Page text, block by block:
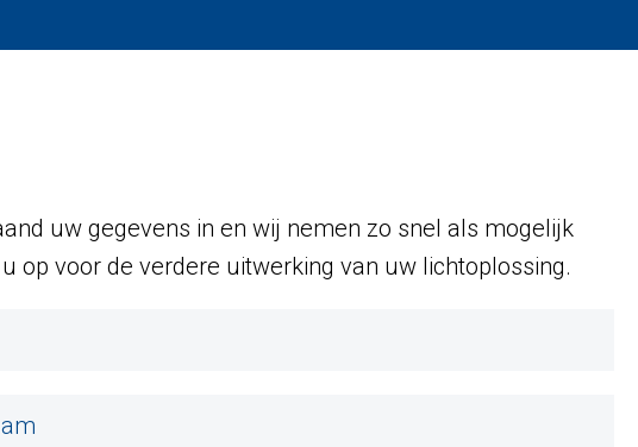
uw gegevens in en wij nemen zo snel als mogelijk
op voor de verdere uitwerking van uw lichtoplossing.